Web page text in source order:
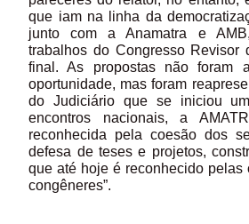
que iam na linha da
junto com a Anamatra e
trabalhos do Congresso Revisor
final. As propostas não foram
oportunidade, mas foram
do Judiciário que se iniciou
encontros nacionais, a
reconhecida pela coesão dos
defesa de teses e projetos,
que até hoje é reconhecido pelas
congêneres”.